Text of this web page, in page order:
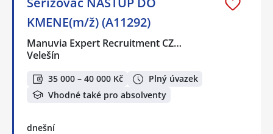
KMENE(m/ž) (A11292)
Manuvia Expert Recruitment CZ…
Velešín
35 000 – 40 000 Kč
Plný úvazek
Vhodné také pro absolventy
dnešní